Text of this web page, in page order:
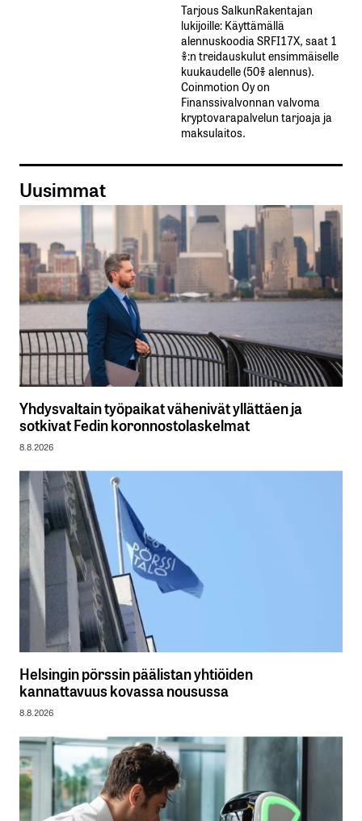
Tarjous SalkunRakentajan
lukijoille: Käyttämällä​ ​
alennuskoodia​ ​SRFI17X,​ ​saat​ ​1
%:n treidauskulut​ ​ensimmäiselle​ ​
kuukaudelle​ ​(50%​ ​alennus).
Coinmotion Oy on
Finanssivalvonnan valvoma
kryptovarapalvelun tarjoaja ja
maksulaitos.
Uusimmat
Yhdysvaltain työpaikat vähenivät yllättäen ja
sotkivat Fedin koronnostolaskelmat
8.8.2026
Helsingin pörssin päälistan yhtiöiden
kannattavuus kovassa nousussa
8.8.2026